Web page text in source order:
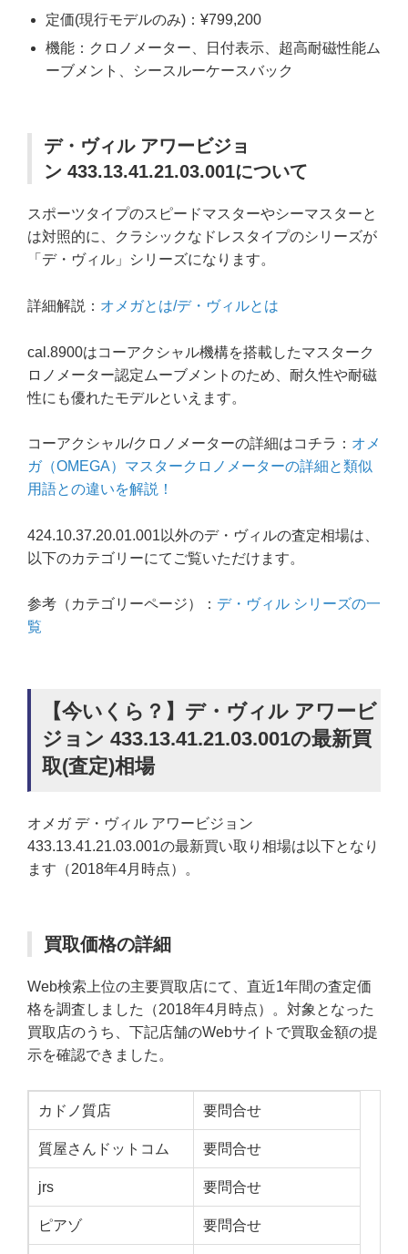
定価(現行モデルのみ)：¥799,200
機能：クロノメーター、日付表示、超高耐磁性能ム
ーブメント、シースルーケースバック
デ・ヴィル アワービジョ
ン 433.13.41.21.03.001について
スポーツタイプのスピードマスターやシーマスターと
は対照的に、クラシックなドレスタイプのシリーズが
「デ・ヴィル」シリーズになります。
詳細解説： オメガとは/デ・ヴィルとは
cal.8900はコーアクシャル機構を搭載したマスターク
ロノメーター認定ムーブメントのため、耐久性や耐磁
性にも優れたモデルといえます。
コーアクシャル/クロノメーターの詳細はコチラ： オメ
ガ（OMEGA）マスタークロノメーターの詳細と類似
用語との違いを解説！
424.10.37.20.01.001以外のデ・ヴィルの査定相場は、
以下のカテゴリーにてご覧いただけます。
参考（カテゴリーページ）： デ・ヴィル シリーズの一
覧
【今いくら？】デ・ヴィル アワービ
ジョン 433.13.41.21.03.001の最新買
取(査定)相場
オメガ デ・ヴィル アワービジョン
433.13.41.21.03.001の最新買い取り相場は以下となり
ます（2018年4月時点）。
買取価格の詳細
Web検索上位の主要買取店にて、直近1年間の査定価
格を調査しました（2018年4月時点）。対象となった
買取店のうち、下記店舗のWebサイトで買取金額の提
示を確認できました。
カドノ質店 要問合せ
質屋さんドットコム 要問合せ
jrs 要問合せ
ピアゾ 要問合せ